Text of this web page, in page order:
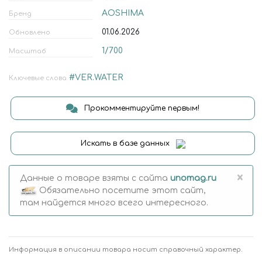
Бренд AOSHIMA
Обновлено 01.06.2026
Масштаб 1/700
Ключевые слова #VER.WATER
Прокомментируйте первым!
Искать в базе данных
Данные о товаре взяты с сайта unomag.ru
Обязательно посетите этот сайт,
там найдется много всего интересного.
×
Информация в описании товара носит справочный характер.